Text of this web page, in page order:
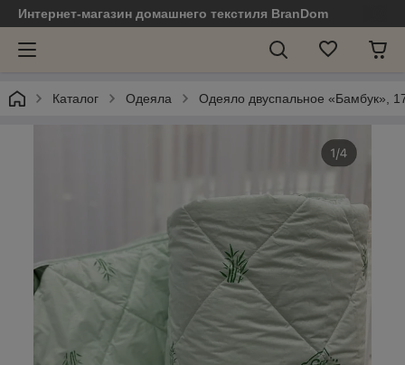
Интернет-магазин домашнего текстиля BranDom
Каталог Одеяла Одеяло двуспальное «Бамбук»,